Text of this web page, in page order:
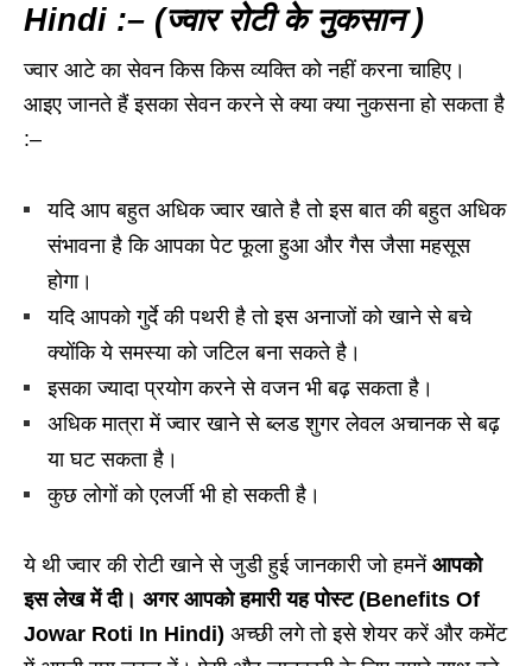
Hindi :– (ज्वार रोटी के नुकसान )
ज्वार आटे का सेवन किस किस व्यक्ति को नहीं करना चाहिए।
आइए जानते हैं इसका सेवन करने से क्या क्या नुकसना हो सकता है
:–
यदि आप बहुत अधिक ज्वार खाते है तो इस बात की बहुत अधिक
संभावना है कि आपका पेट फूला हुआ और गैस जैसा महसूस
होगा।
यदि आपको गुर्दे की पथरी है तो इस अनाजों को खाने से बचे
क्योंकि ये समस्या को जटिल बना सकते है।
इसका ज्यादा प्रयोग करने से वजन भी बढ़ सकता है।
अधिक मात्रा में ज्वार खाने से ब्लड शुगर लेवल अचानक से बढ़
या घट सकता है।
कुछ लोगों को एलर्जी भी हो सकती है।
ये थी ज्वार की रोटी खाने से जुडी हुई जानकारी जो हमनें आपको
इस लेख में दी। अगर आपको हमारी यह पोस्ट (Benefits Of
Jowar Roti In Hindi) अच्छी लगे तो इसे शेयर करें और कमेंट